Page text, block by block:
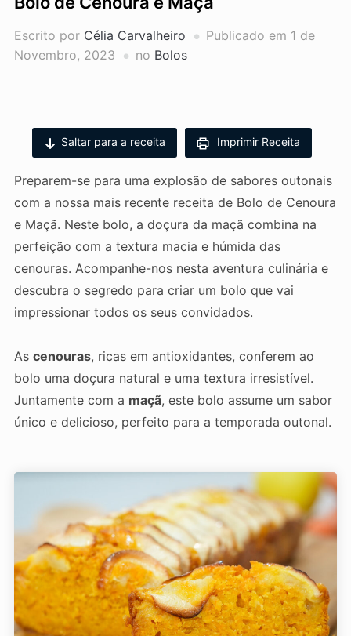
Escrito por Célia Carvalheiro Publicado em 1 de
Novembro, 2023
no Bolos
Saltar para a receita Imprimir Receita
Preparem-se para uma explosão de sabores outonais
com a nossa mais recente receita de Bolo de Cenoura
e Maçã. Neste bolo, a doçura da maçã combina na
perfeição com a textura macia e húmida das
cenouras. Acompanhe-nos nesta aventura culinária e
descubra o segredo para criar um bolo que vai
impressionar todos os seus convidados.
As cenouras, ricas em antioxidantes, conferem ao
bolo uma doçura natural e uma textura irresistível.
Juntamente com a maçã, este bolo assume um sabor
único e delicioso, perfeito para a temporada outonal.